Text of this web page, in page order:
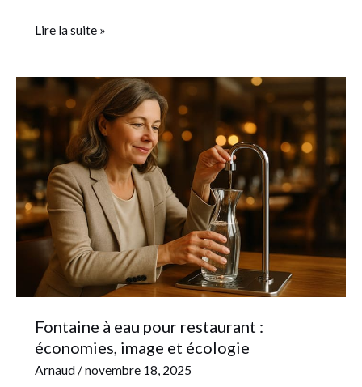
Lire la suite »
Fontaine à eau pour restaurant :
économies, image et écologie
Arnaud/novembre 18, 2025
Fontaine
à
eau
restaurant
:
économies,
image
et
écologie